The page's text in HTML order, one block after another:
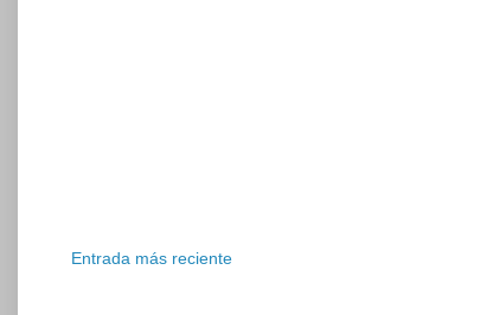
Entrada más reciente